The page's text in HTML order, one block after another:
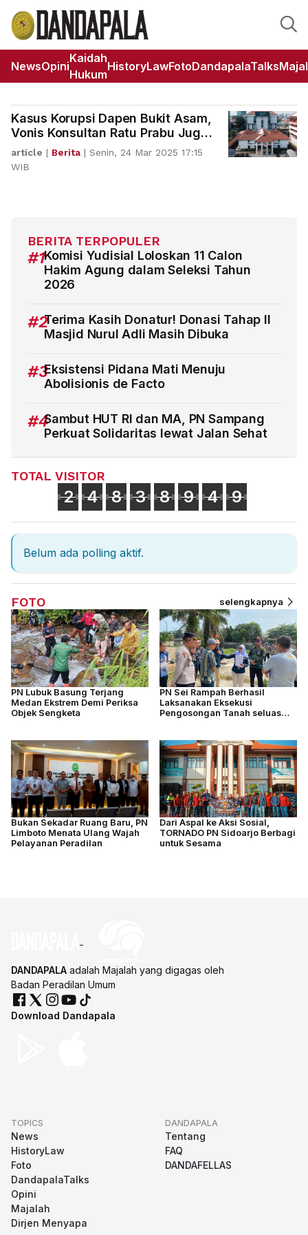
NewsOpini
Kaidah
Hukum
HistoryLawFotoDandapalaTalks
Kasus Korupsi Dapen Bukit Asam,
Vonis Konsultan Ratu Prabu Juga
Diperberat
article | Berita | Senin, 24 Mar 2025 17:15
WIB
BERITA TERPOPULER
#1Komisi Yudisial Loloskan 11 Calon
Hakim Agung dalam Seleksi Tahun
2026
#2Terima Kasih Donatur! Donasi Tahap II
Masjid Nurul Adli Masih Dibuka
#3Eksistensi Pidana Mati Menuju
Abolisionis de Facto
#4Sambut HUT RI dan MA, PN Sampang
Perkuat Solidaritas lewat Jalan Sehat
TOTAL VISITOR
2 4 8 3 8 9 4 9
Belum ada polling aktif.
FOTO selengkapnya
PN Lubuk Basung Terjang
Medan Ekstrem Demi Periksa
Objek Sengketa
PN Sei Rampah Berhasil
Laksanakan Eksekusi
Pengosongan Tanah seluas
Bukan Sekadar Ruang Baru, PN
Limboto Menata Ulang Wajah
Pelayanan Peradilan
Dari Aspal ke Aksi Sosial,
TORNADO PN Sidoarjo Berbagi
untuk Sesama
DANDAPALA adalah Majalah yang digagas oleh
Badan Peradilan Umum
Download Dandapala
TOPICS
News
HistoryLaw
Foto
DandapalaTalks
Opini
Majalah
Dirjen Menyapa
DANDAPALA
Tentang
FAQ
DANDAFELLAS